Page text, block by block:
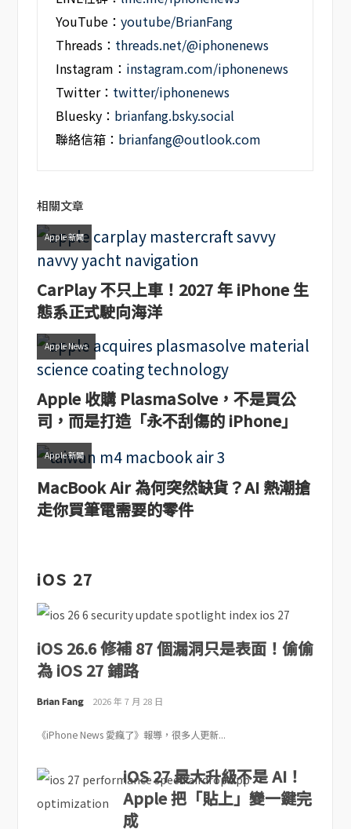
YouTube：youtube/BrianFang
Threads： threads.net/@iphonenews
Instagram： instagram.com/iphonenews
Twitter： twitter/iphonenews
Bluesky： brianfang.bsky.social
聯絡信箱： brianfang@outlook.com
相關文章
Apple 新聞
CarPlay 不只上車！2027 年 iPhone 生
態系正式駛向海洋
Apple News
Apple 收購 PlasmaSolve，不是買公
司，而是打造「永不刮傷的 iPhone」
Apple 新聞
MacBook Air 為何突然缺貨？AI 熱潮搶
走你買筆電需要的零件
iOS 27
iOS 26.6 修補 87 個漏洞只是表面！偷偷
為 iOS 27 鋪路
Brian Fang 2026 年 7 月 28 日
《iPhone News 愛瘋了》報導，很多人更新...
iOS 27 最大升級不是 AI！
Apple 把「貼上」變一鍵完
成